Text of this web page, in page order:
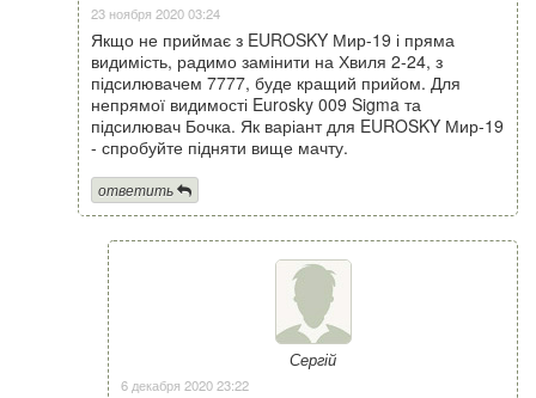
23 ноября 2020 03:24
Якщо не приймає з EUROSKY Мир-19 і пряма
видимість, радимо замінити на Хвиля 2-24, з
підсилювачем 7777, буде кращий прийом. Для
непрямої видимості Eurosky 009 Sigma та
підсилювач Бочка. Як варіант для EUROSKY Мир-19
- спробуйте підняти вище мачту.
ответить
Сергій
6 декабря 2020 23:22